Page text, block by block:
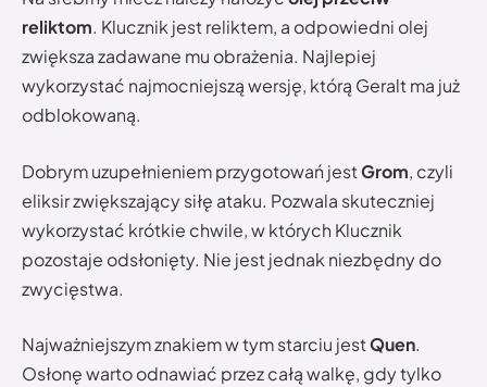
reliktom. Klucznik jest reliktem, a odpowiedni olej
zwiększa zadawane mu obrażenia. Najlepiej
wykorzystać najmocniejszą wersję, którą Geralt ma już
odblokowaną.
Dobrym uzupełnieniem przygotowań jestGrom, czyli
eliksir zwiększający siłę ataku. Pozwala skuteczniej
wykorzystać krótkie chwile, w których Klucznik
pozostaje odsłonięty. Nie jest jednak niezbędny do
zwycięstwa.
Najważniejszym znakiem w tym starciu jestQuen.
Osłonę warto odnawiać przez całą walkę, gdy tylko